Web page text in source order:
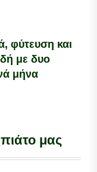
φύτευση και
με δυο
μήνα
μας